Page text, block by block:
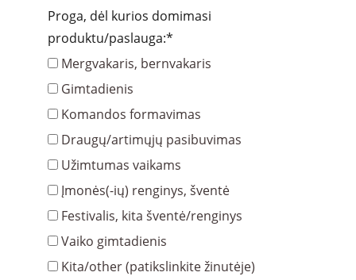
Proga, dėl kurios domimasi
produktu/paslauga:*
Mergvakaris, bernvakaris
Gimtadienis
Komandos formavimas
Draugų/artimųjų pasibuvimas
Užimtumas vaikams
Įmonės(-ių) renginys, šventė
Festivalis, kita šventė/renginys
Vaiko gimtadienis
Kita/other (patikslinkite žinutėje)